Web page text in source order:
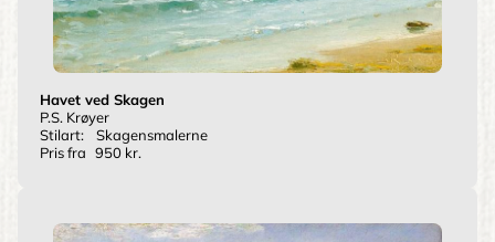
Havet ved Skagen
P.S. Krøyer
Stilart:
Skagensmalerne
Pris fra 950 kr.